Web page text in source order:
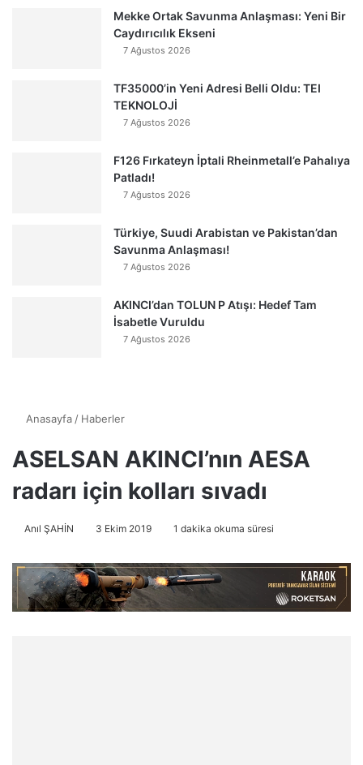
Mekke Ortak Savunma Anlaşması: Yeni Bir
Caydırıcılık Ekseni
7 Ağustos 2026
TF35000’in Yeni Adresi Belli Oldu: TEI
TEKNOLOJİ
7 Ağustos 2026
F126 Fırkateyn İptali Rheinmetall’e Pahalıya
Patladı!
7 Ağustos 2026
Türkiye, Suudi Arabistan ve Pakistan’dan
Savunma Anlaşması!
7 Ağustos 2026
AKINCI’dan TOLUN P Atışı: Hedef Tam
İsabetle Vuruldu
7 Ağustos 2026